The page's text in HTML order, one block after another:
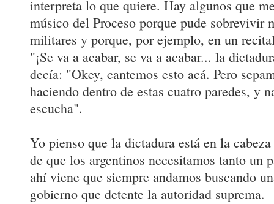
interpreta lo que quiere. Hay algunos que
músico del Proceso porque pude sobrevivir
militares y porque, por ejemplo, en un
"¡Se va a acabar, se va a acabar... la
decía: "Okey, cantemos esto acá. Pero
haciendo dentro de estas cuatro paredes, y
escucha".
Yo pienso que la dictadura está en la
de que los argentinos necesitamos tanto un
ahí viene que siempre andamos buscando
gobierno que detente la autoridad suprema.